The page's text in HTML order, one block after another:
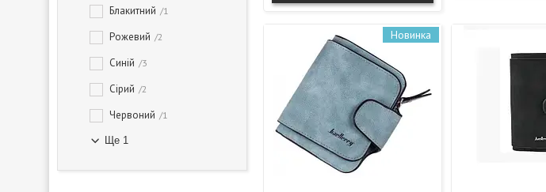
Блакитний 1
Рожевий 2
Синій 3
Сірий 2
Червоний 1
Ще 1
Новинка